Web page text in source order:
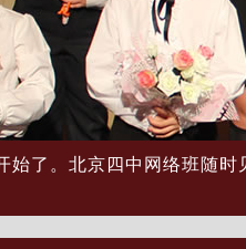
始了。北京四中网络班随